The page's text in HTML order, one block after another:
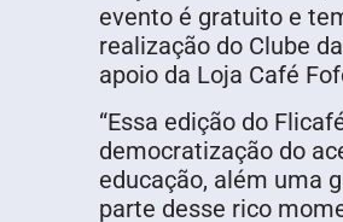
evento é gratuito e
realização do Clube
apoio da Loja Café
“Essa edição do
democratização do
educação, além uma
parte desse rico